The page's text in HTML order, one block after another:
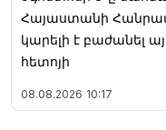
Հայաստանի
կարելի է բաժանել
հետոյի
08.08.2026 10:17